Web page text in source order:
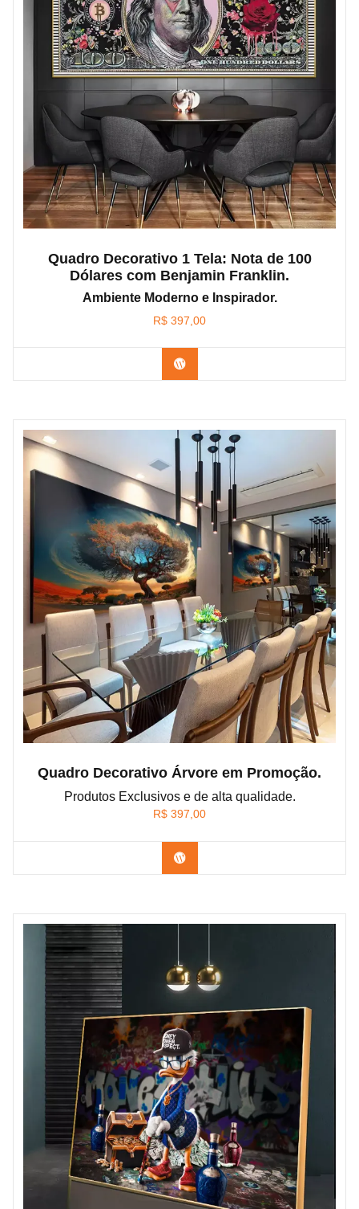
Quadro Decorativo 1 Tela: Nota de 100
Dólares com Benjamin Franklin.
Ambiente Moderno e Inspirador.
R$ 397,00
Confira os modelos
Quadro Decorativo Árvore em Promoção.
Produtos Exclusivos e de alta qualidade.
R$ 397,00
Confira os modelos